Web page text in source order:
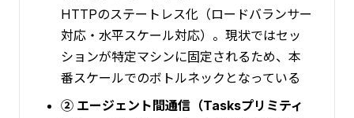
HTTPのステートレス化（ロードバランサー
対応・水平スケール対応）。現状ではセッ
ションが特定マシンに固定されるため、本
番スケールでのボトルネックとなっている
② エージェント間通信（Tasksプリミティ